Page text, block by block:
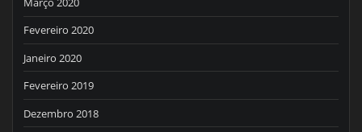
Fevereiro 2020
Janeiro 2020
Fevereiro 2019
Dezembro 2018